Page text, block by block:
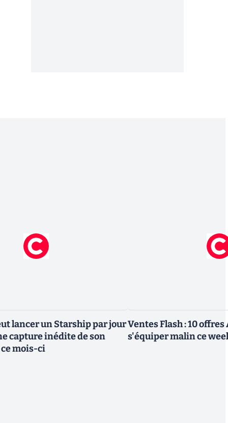
lancer un Starship par jour
capture inédite de son
mois-ci
Ventes Flash : 10
s'équiper malin ce